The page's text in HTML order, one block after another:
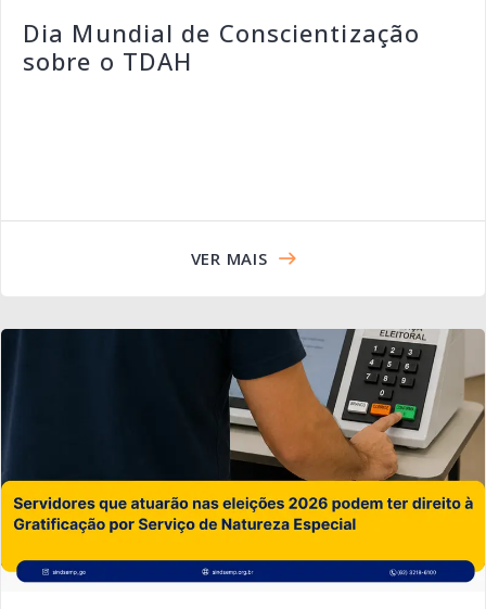
Dia Mundial de Conscientização
sobre o TDAH
VER MAIS